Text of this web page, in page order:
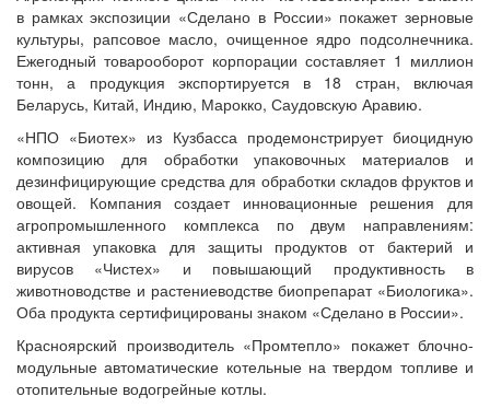
в рамках экспозиции «Сделано в России» покажет зерновые
культуры, рапсовое масло, очищенное ядро подсолнечника.
Ежегодный товарооборот корпорации составляет 1 миллион
тонн, а продукция экспортируется в 18 стран, включая
Беларусь, Китай, Индию, Марокко, Саудовскую Аравию.
«НПО «Биотех» из Кузбасса продемонстрирует биоцидную
композицию для обработки упаковочных материалов и
дезинфицирующие средства для обработки складов фруктов и
овощей. Компания создает инновационные решения для
агропромышленного комплекса по двум направлениям:
активная упаковка для защиты продуктов от бактерий и
вирусов «Чистех» и повышающий продуктивность в
животноводстве и растениеводстве биопрепарат «Биологика».
Оба продукта сертифицированы знаком «Сделано в России».
Красноярский производитель «Промтепло» покажет блочно-
модульные автоматические котельные на твердом топливе и
отопительные водогрейные котлы.